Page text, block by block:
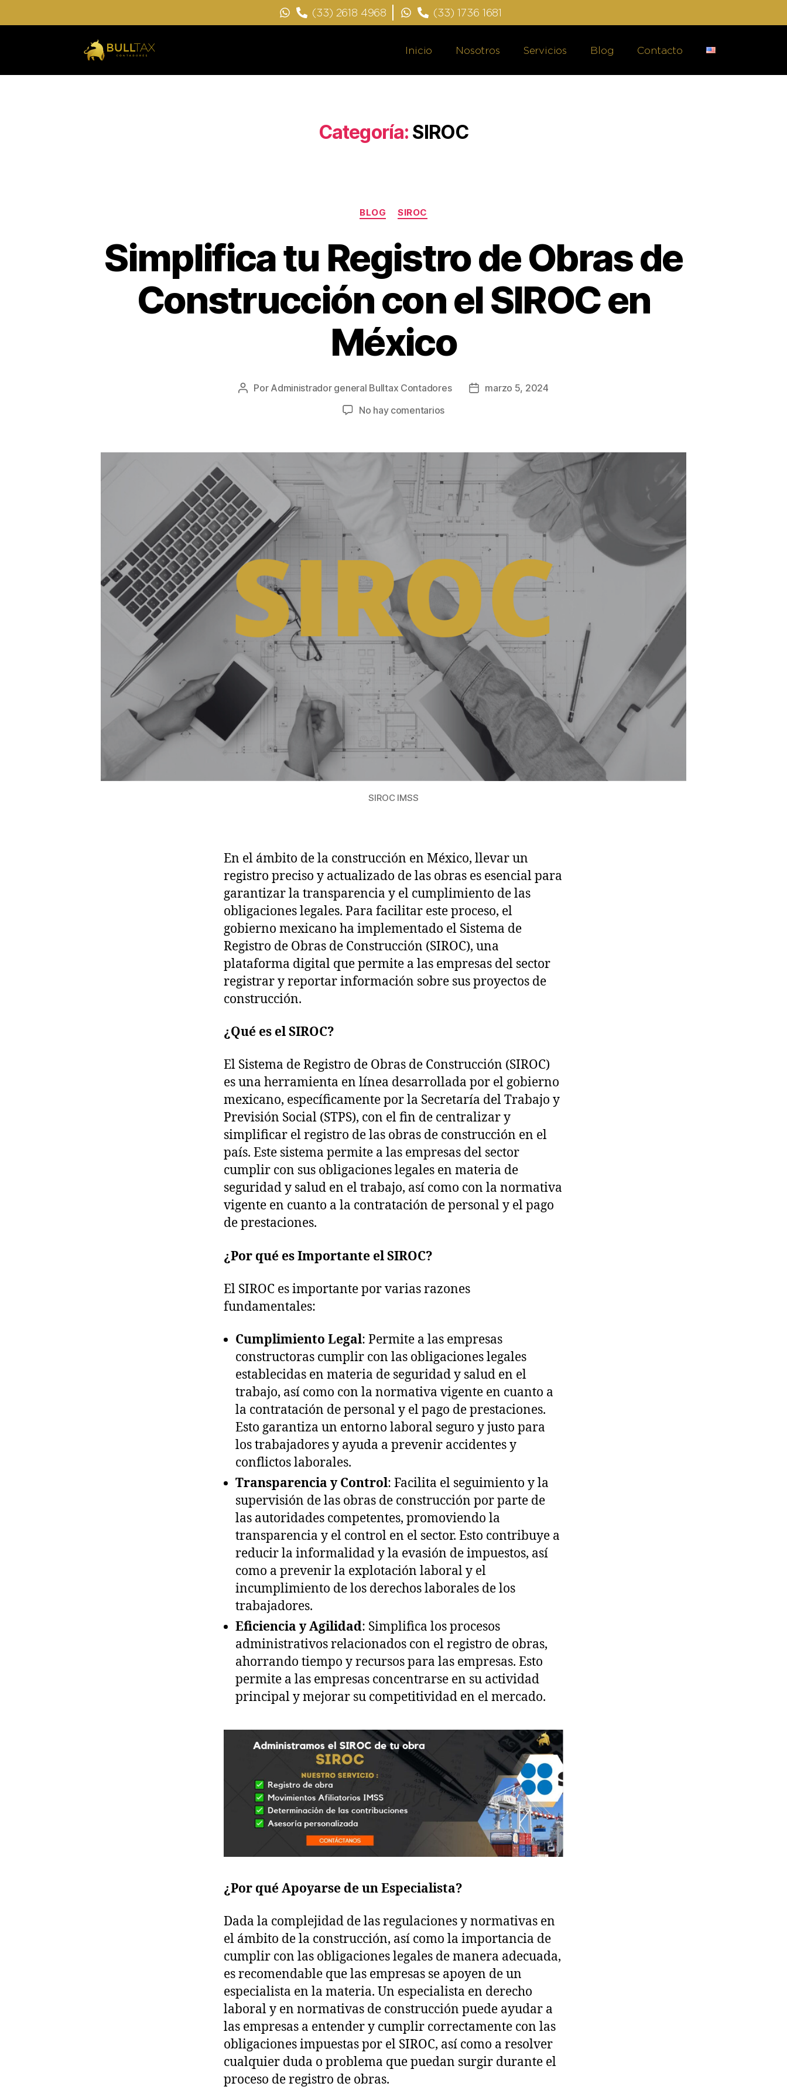
(33) 2618 4968 (33) 1736 1681
Inicio Nosotros Servicios Blog Contacto
Categoría: SIROC
BLOG SIROC
Simplifica tu Registro de Obras de
Construcción con el SIROC en
México
Por Administrador general Bulltax Contadores
marzo 5, 2024
No hay comentarios
SIROC IMSS
En el ámbito de la construcción en México, llevar un
registro preciso y actualizado de las obras es esencial para
garantizar la transparencia y el cumplimiento de las
obligaciones legales. Para facilitar este proceso, el
gobierno mexicano ha implementado el Sistema de
Registro de Obras de Construcción (SIROC), una
plataforma digital que permite a las empresas del sector
registrar y reportar información sobre sus proyectos de
construcción.
¿Qué es el SIROC?
El Sistema de Registro de Obras de Construcción (SIROC)
es una herramienta en línea desarrollada por el gobierno
mexicano, específicamente por la Secretaría del Trabajo y
Previsión Social (STPS), con el fin de centralizar y
simplificar el registro de las obras de construcción en el
país. Este sistema permite a las empresas del sector
cumplir con sus obligaciones legales en materia de
seguridad y salud en el trabajo, así como con la normativa
vigente en cuanto a la contratación de personal y el pago
de prestaciones.
¿Por qué es Importante el SIROC?
El SIROC es importante por varias razones
fundamentales:
Cumplimiento Legal: Permite a las empresas
constructoras cumplir con las obligaciones legales
establecidas en materia de seguridad y salud en el
trabajo, así como con la normativa vigente en cuanto a
la contratación de personal y el pago de prestaciones.
Esto garantiza un entorno laboral seguro y justo para
los trabajadores y ayuda a prevenir accidentes y
conflictos laborales.
Transparencia y Control: Facilita el seguimiento y la
supervisión de las obras de construcción por parte de
las autoridades competentes, promoviendo la
transparencia y el control en el sector. Esto contribuye a
reducir la informalidad y la evasión de impuestos, así
como a prevenir la explotación laboral y el
incumplimiento de los derechos laborales de los
trabajadores.
Eficiencia y Agilidad: Simplifica los procesos
administrativos relacionados con el registro de obras,
ahorrando tiempo y recursos para las empresas. Esto
permite a las empresas concentrarse en su actividad
principal y mejorar su competitividad en el mercado.
¿Por qué Apoyarse de un Especialista?
Dada la complejidad de las regulaciones y normativas en
el ámbito de la construcción, así como la importancia de
cumplir con las obligaciones legales de manera adecuada,
es recomendable que las empresas se apoyen de un
especialista en la materia. Un especialista en derecho
laboral y en normativas de construcción puede ayudar a
las empresas a entender y cumplir correctamente con las
obligaciones impuestas por el SIROC, así como a resolver
cualquier duda o problema que puedan surgir durante el
proceso de registro de obras.